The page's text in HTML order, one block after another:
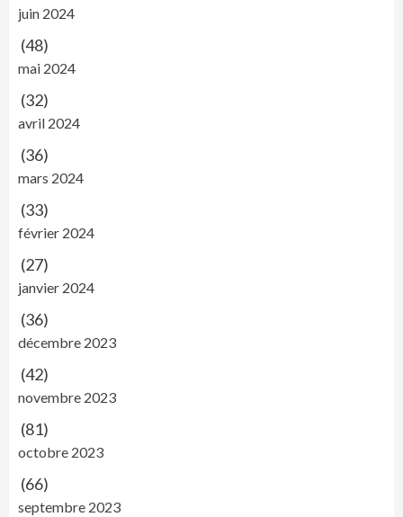
juin 2024
(48)
mai 2024
(32)
avril 2024
(36)
mars 2024
(33)
février 2024
(27)
janvier 2024
(36)
décembre 2023
(42)
novembre 2023
(81)
octobre 2023
(66)
septembre 2023